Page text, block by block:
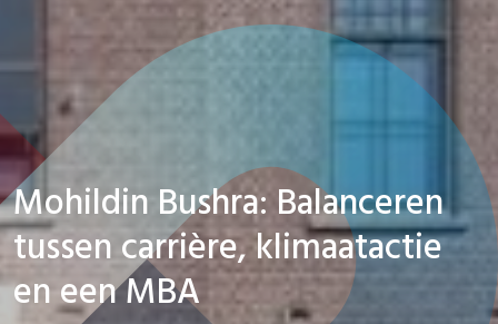
Mohildin Bushra: Balanceren
tussen carrière, klimaatactie
en een MBA